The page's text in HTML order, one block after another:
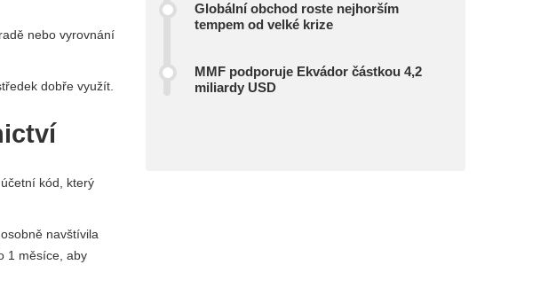
nebo vyrovnání
dobře využít.
kód, který
navštívila
1 měsíce, aby
Globální obchod roste nejhorším
tempem od velké krize
MMF podporuje Ekvádor částkou 4,2
miliardy USD